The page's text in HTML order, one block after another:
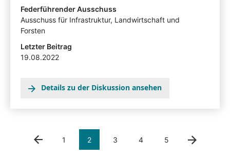
hinweisen. Die von Sachverständigen,
Interessensvertretern und anderen Auskunftspersonen
im Rahmen eines Anhörungsverfahrens eingereichten
Angehörten in der Beteiligtentransparenzdokumentation
eingesehen werden: hier
Federführender Ausschuss
Ausschuss für Infrastruktur, Landwirtschaft und
Forsten
Letzter Beitrag
19.08.2022
Details zu der Diskussion ansehen
vorherige 1 2 3 4 5 nächste